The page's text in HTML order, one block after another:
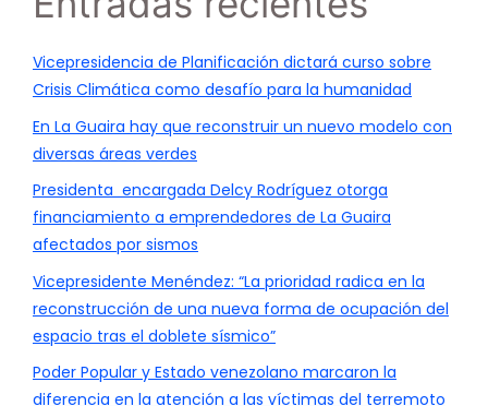
Vicepresidencia de Planificación dictará curso sobre
Crisis Climática como desafío para la humanidad
En La Guaira hay que reconstruir un nuevo modelo con
diversas áreas verdes
Presidenta encargada Delcy Rodríguez otorga
financiamiento a emprendedores de La Guaira
afectados por sismos
Vicepresidente Menéndez: “La prioridad radica en la
reconstrucción de una nueva forma de ocupación del
espacio tras el doblete sísmico”
Poder Popular y Estado venezolano marcaron la
diferencia en la atención a las víctimas del terremoto